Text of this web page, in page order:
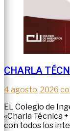
CHARLA
4 agosto, 2026
EL Colegio de
«Charla Técnica
con todos los